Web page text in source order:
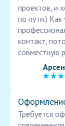
проектов, и
по пути.)
контакт,
совместную
Требуется